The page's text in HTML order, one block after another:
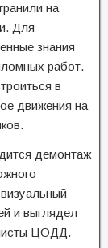
на
Для
знания
работ.
в
движения на
демонтаж
и выглядел
ЦОДД.